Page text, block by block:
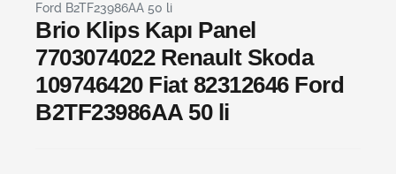
Ford B2TF23986AA 50 li
Brio Klips Kapı Panel
7703074022 Renault Skoda
109746420 Fiat 82312646 Ford
B2TF23986AA 50 li